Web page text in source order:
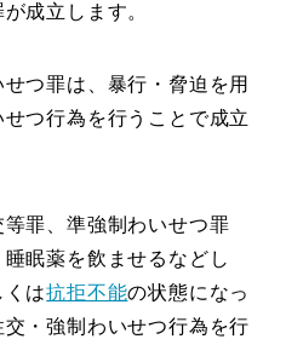
成立します。
つ罪は、暴行・脅迫を用
つ行為を行うことで成立
罪、準強制わいせつ罪
眠薬を飲ませるなどし
くは抗拒不能の状態になっ
・強制わいせつ行為を行